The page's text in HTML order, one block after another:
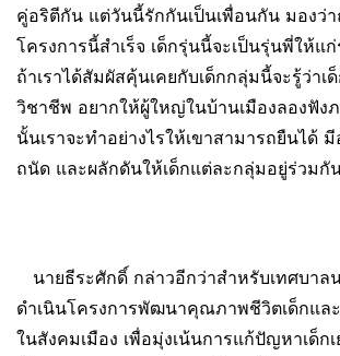
คู่อริตีกัน แต่วันนี้รักกันเป็นเพื่อนกัน มองว่า
โครงการนี้สำเร็จ เด็กรุ่นนี้จะเป็นรุ่นพี่ให้แ
ถ้าเราได้สัมผัสคุ้นเคยกับเด็กกลุ่มนี้จะรู้ว่าเ
วิชาชีพ อยากให้ผู้ใหญ่ในบ้านเมืองลองฟังภ
นั้นเราจะทำอย่างไรให้เขาสามารถยืนได้
ถนัด และผลักดันให้เด็กแต่ละกลุ่มอยู่ร่วมกั
นายธีระศักดิ์ กล่าวอีกว่าสำหรับเทศบา
ดำเนินโครงการพัฒนาคุณภาพชีวิตเด็กแล
ในสังคมเมือง เพื่อมุ่งเน้นการแก้ปัญหาเด็ก